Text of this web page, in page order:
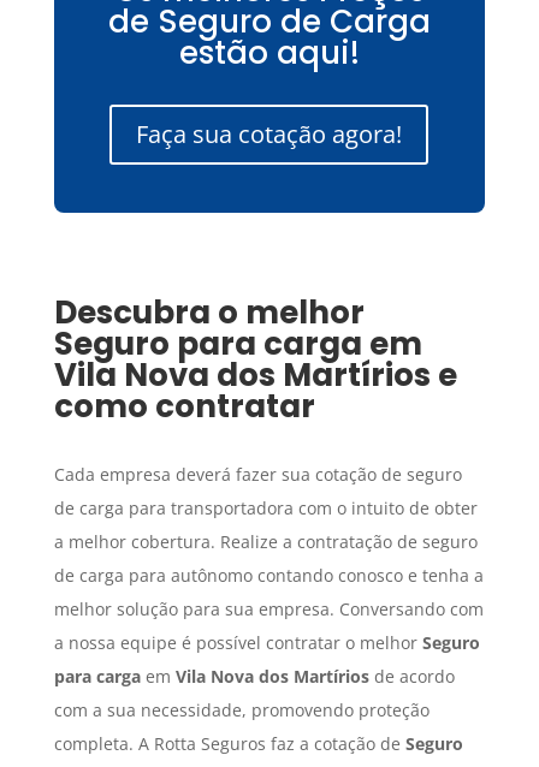
de Seguro de Carga
estão aqui!
Faça sua cotação agora!
Descubra o melhor
Seguro para carga em
Vila Nova dos Martírios e
como contratar
Cada empresa deverá fazer sua cotação de seguro
de carga para transportadora com o intuito de obter
a melhor cobertura. Realize a contratação de seguro
de carga para autônomo contando conosco e tenha a
melhor solução para sua empresa. Conversando com
a nossa equipe é possível contratar o melhor Seguro
para cargaem Vila Nova dos Martíriosde acordo
com a sua necessidade, promovendo proteção
completa. A Rotta Seguros faz a cotação de Seguro